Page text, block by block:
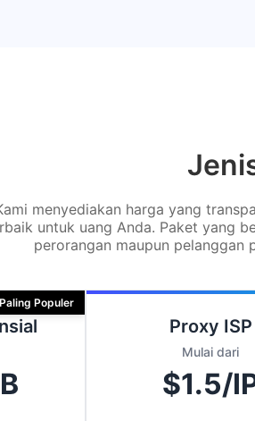
menyediakan harga yang
untuk uang Anda. Paket yang
perorangan maupun pelanggan
Paling Populer
Proxy ISP
Mulai dari
$1.5/